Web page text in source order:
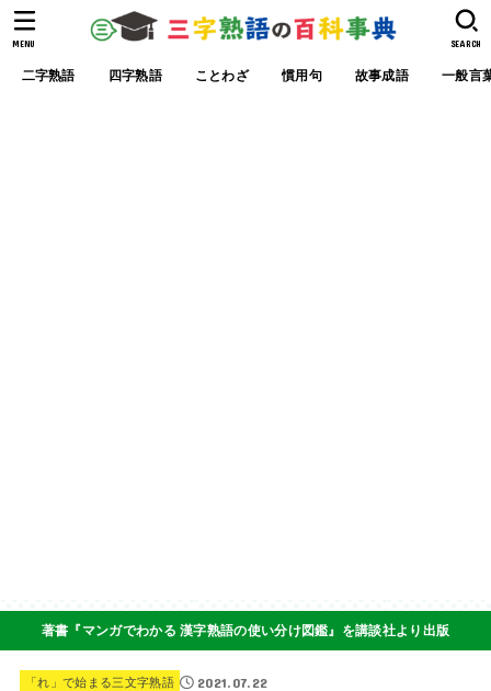
二字熟語 四字熟語 ことわざ 慣用句 故事成語 一般言
SEARCH
MENU
著書『マンガでわかる 漢字熟語の使い分け図鑑』を講談社より出版
「れ」で始まる三文字熟語 2021.07.22